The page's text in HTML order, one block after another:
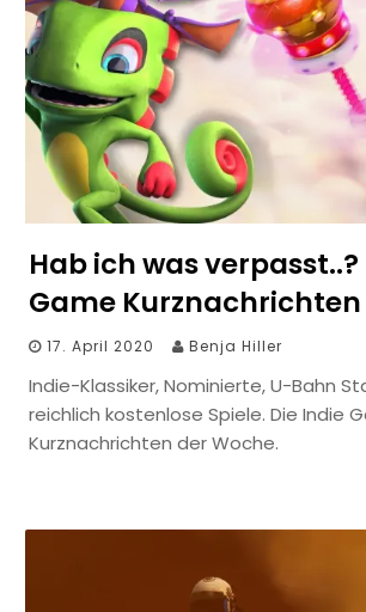
Hab ich was verpasst..?
Game Kurznachrichten
17. April 2020 Benja Hiller
Indie-Klassiker, Nominierte, U-Bahn
reichlich kostenlose Spiele. Die Indie
Kurznachrichten der Woche.